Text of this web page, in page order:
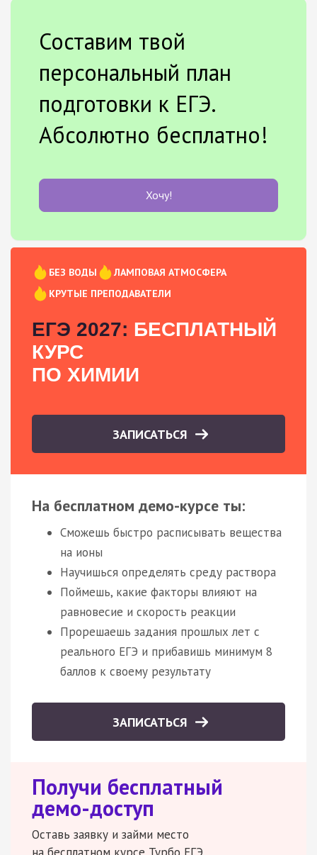
Составим твой
персональный план
подготовки к ЕГЭ.
Абсолютно бесплатно!
Хочу!
БЕЗ ВОДЫ
ЛАМПОВАЯ АТМОСФЕРА
КРУТЫЕ ПРЕПОДАВАТЕЛИ
ЕГЭ 2027: БЕСПЛАТНЫЙ
КУРС
ПО ХИМИИ
ЗАПИСАТЬСЯ
На бесплатном демо-курсе ты:
Сможешь быстро расписывать вещества
на ионы
Научишься определять среду раствора
Поймешь, какие факторы влияют на
равновесие и скорость реакции
Прорешаешь задания прошлых лет с
реального ЕГЭ и прибавишь минимум 8
баллов к своему результату
ЗАПИСАТЬСЯ
Получи бесплатный
демо-доступ
Оставь заявку и займи место